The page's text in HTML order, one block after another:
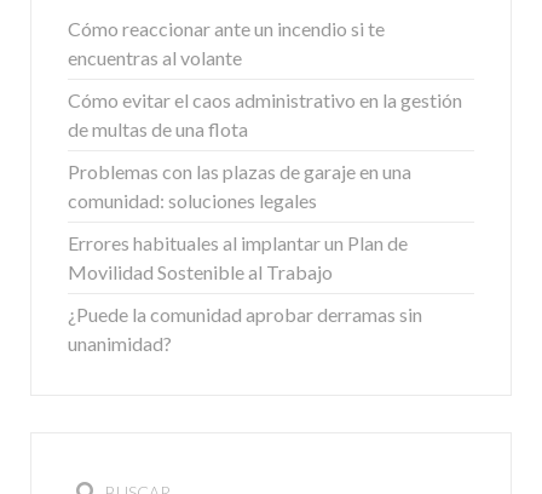
Cómo reaccionar ante un incendio si te
encuentras al volante
Cómo evitar el caos administrativo en la gestión
de multas de una flota
Problemas con las plazas de garaje en una
comunidad: soluciones legales
Errores habituales al implantar un Plan de
Movilidad Sostenible al Trabajo
¿Puede la comunidad aprobar derramas sin
unanimidad?